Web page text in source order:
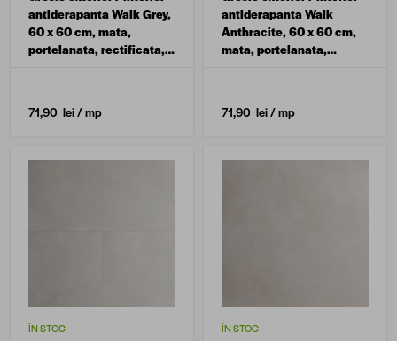
antiderapanta Walk Grey,
60 x 60 cm, mata,
portelanata, rectificata,
71,90 lei/ mp
antiderapanta Walk
Anthracite, 60 x 60 cm,
mata, portelanata,
71,90 lei/ mp
ÎN STOC ÎN STOC